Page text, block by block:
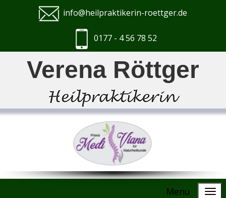
info@heilpraktikerin-roettger.de
0177 - 4 56 78 52
Verena Röttger
Menu